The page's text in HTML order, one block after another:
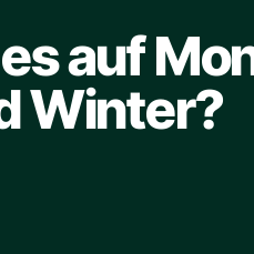
auf
Winter?